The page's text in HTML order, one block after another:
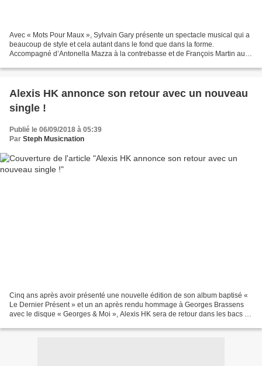
Avec « Mots Pour Maux », Sylvain Gary présente un spectacle musical qui a
beaucoup de style et cela autant dans le fond que dans la forme.
Accompagné d’Antonella Mazza à la contrebasse et de François Martin au
Alexis HK annonce son retour avec un nouveau
single !
Publié le 06/09/2018 à 05:39
Par Steph Musicnation
Cinq ans après avoir présenté une nouvelle édition de son album baptisé «
Le Dernier Présent » et un an après rendu hommage à Georges Brassens
avec le disque « Georges & Moi », Alexis HK sera de retour dans les bacs le